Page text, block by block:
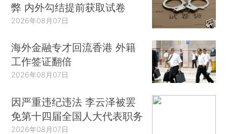
弊 内外勾结提前获取试卷
2026年08月07日
海外金融专才回流香港 外籍
工作签证翻倍
2026年08月07日
因严重违纪违法 李云泽被罢
免第十四届全国人大代表职务
2026年08月07日